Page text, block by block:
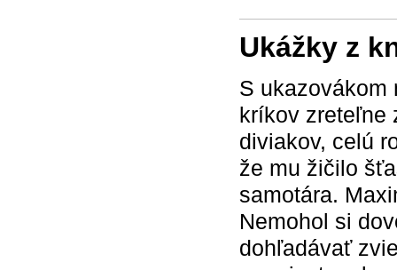
Ukážky z
S ukazovákom
kríkov zreteľne
diviakov, celú
že mu žičilo
samotára.
Nemohol si
dohľadávať